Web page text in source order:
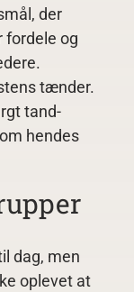
der
fordele og
tænder.
tand-
hendes
dag, men
oplevet at